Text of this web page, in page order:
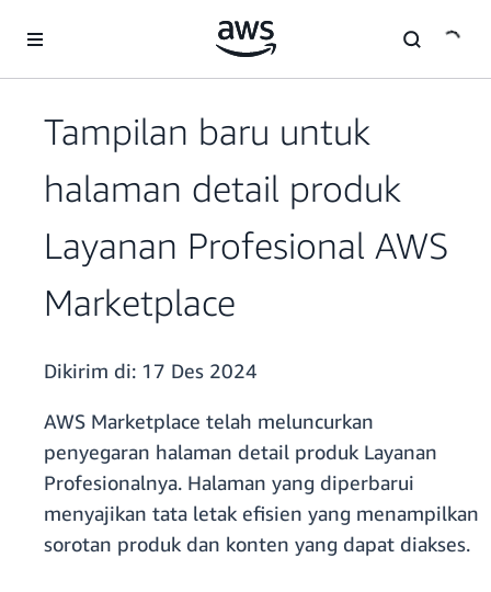
Tampilan baru untuk
halaman detail produk
Layanan Profesional AWS
Marketplace
Dikirim di: 17 Des 2024
AWS Marketplace telah meluncurkan
penyegaran halaman detail produk Layanan
Profesionalnya. Halaman yang diperbarui
menyajikan tata letak efisien yang menampilkan
sorotan produk dan konten yang dapat diakses.